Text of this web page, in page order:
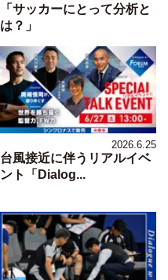
「サッカーにとって分析と
は？」
2026.6.25
台風接近に伴うリアルイベ
ント「Dialog...